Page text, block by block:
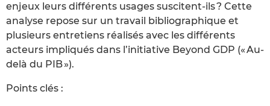
enjeux leurs différents usages suscitent-ils ? Cette
analyse repose sur un travail bibliographique et
plusieurs entretiens réalisés avec les différents
acteurs impliqués dans l’initiative Beyond GDP (« Au-
delà du PIB »).
Points clés :